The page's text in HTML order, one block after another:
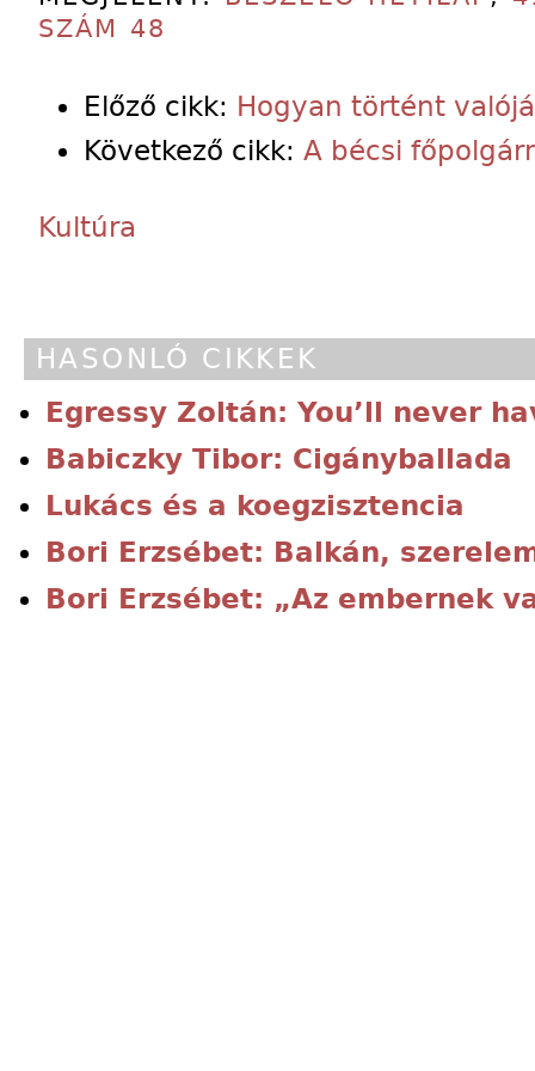
SZÁM 48
Előző cikk: Hogyan történt
Következő cikk: A bécsi
Kultúra
HASONLÓ CIKKEK
Egressy Zoltán: You’ll never
Babiczky Tibor: Cigányballada
Lukács és a koegzisztencia
Bori Erzsébet: Balkán,
Bori Erzsébet: „Az embernek